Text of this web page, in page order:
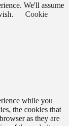
We'll assume
Cookie
while you
the cookies that
as they are